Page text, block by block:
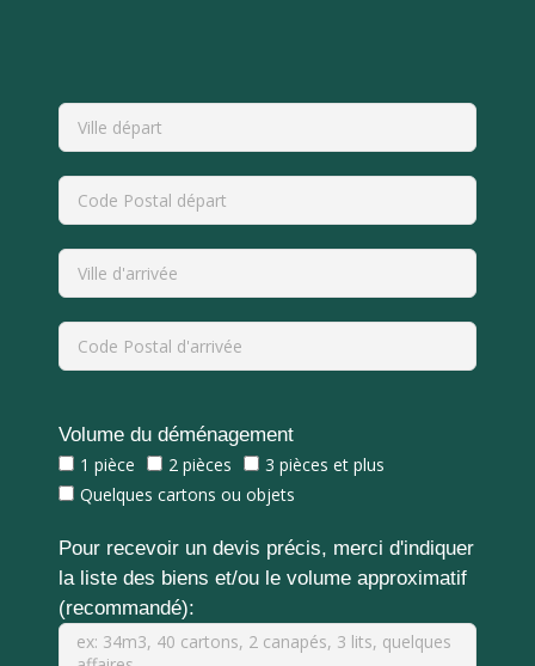
Volume du déménagement
1 pièce
2 pièces
3 pièces et plus
Quelques cartons ou objets
Pour recevoir un devis précis, merci d'indiquer
la liste des biens et/ou le volume approximatif
(recommandé):